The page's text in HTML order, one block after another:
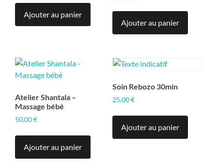
Ajouter au panier
Ajouter au panier
Atelier Shantala –
Massage bébé
50,00€
Ajouter au panier
Soin Rebozo 30min
25,00€
Ajouter au panier